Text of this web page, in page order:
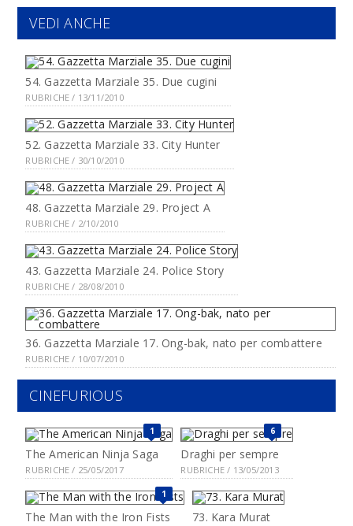
VEDI ANCHE
54. Gazzetta Marziale 35. Due cugini
RUBRICHE / 13/11/2010
52. Gazzetta Marziale 33. City Hunter
RUBRICHE / 30/10/2010
48. Gazzetta Marziale 29. Project A
RUBRICHE / 2/10/2010
43. Gazzetta Marziale 24. Police Story
RUBRICHE / 28/08/2010
36. Gazzetta Marziale 17. Ong-bak, nato per combattere
RUBRICHE / 10/07/2010
CINEFURIOUS
1
The American Ninja Saga
RUBRICHE / 25/05/2017
6
Draghi per sempre
RUBRICHE / 13/05/2013
1
The Man with the Iron Fists 73. Kara Murat